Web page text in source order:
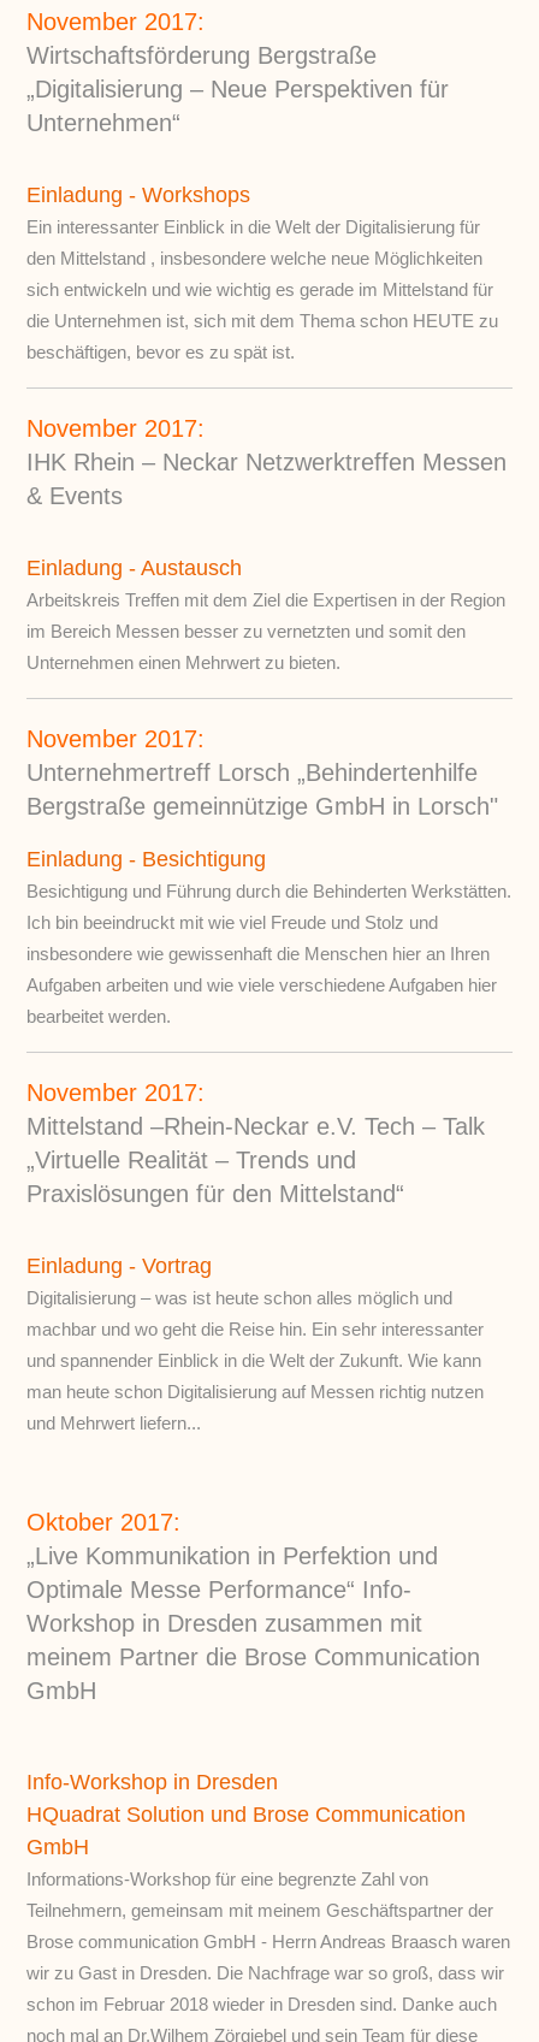
November 2017:
Wirtschaftsförderung Bergstraße
„Digitalisierung – Neue Perspektiven für
Unternehmen“
Einladung - Workshops
Ein interessanter Einblick in die Welt der Digitalisierung für
den Mittelstand , insbesondere welche neue Möglichkeiten
sich entwickeln und wie wichtig es gerade im Mittelstand für
die Unternehmen ist, sich mit dem Thema schon HEUTE zu
beschäftigen, bevor es zu spät ist.
November 2017:
IHK Rhein – Neckar Netzwerktreffen Messen
& Events
Einladung - Austausch
Arbeitskreis Treffen mit dem Ziel die Expertisen in der Region
im Bereich Messen besser zu vernetzten und somit den
Unternehmen einen Mehrwert zu bieten.
November 2017:
Unternehmertreff Lorsch „Behindertenhilfe
Bergstraße gemeinnützige GmbH in Lorsch"
Einladung - Besichtigung
Besichtigung und Führung durch die Behinderten Werkstätten.
Ich bin beeindruckt mit wie viel Freude und Stolz und
insbesondere wie gewissenhaft die Menschen hier an Ihren
Aufgaben arbeiten und wie viele verschiedene Aufgaben hier
bearbeitet werden.
November 2017:
Mittelstand –Rhein-Neckar e.V. Tech – Talk
„Virtuelle Realität – Trends und
Praxislösungen für den Mittelstand“
Einladung - Vortrag
Digitalisierung – was ist heute schon alles möglich und
machbar und wo geht die Reise hin. Ein sehr interessanter
und spannender Einblick in die Welt der Zukunft. Wie kann
man heute schon Digitalisierung auf Messen richtig nutzen
und Mehrwert liefern...
Oktober 2017:
„Live Kommunikation in Perfektion und
Optimale Messe Performance“ Info-
Workshop in Dresden zusammen mit
meinem Partner die Brose Communication
GmbH
Info-Workshop in Dresden
HQuadrat Solution und Brose Communication
GmbH
Informations-Workshop für eine begrenzte Zahl von
Teilnehmern, gemeinsam mit meinem Geschäftspartner der
Brose communication GmbH - Herrn Andreas Braasch waren
wir zu Gast in Dresden. Die Nachfrage war so groß, dass wir
schon im Februar 2018 wieder in Dresden sind. Danke auch
noch mal an Dr.Wilhem Zörgiebel und sein Team für diese